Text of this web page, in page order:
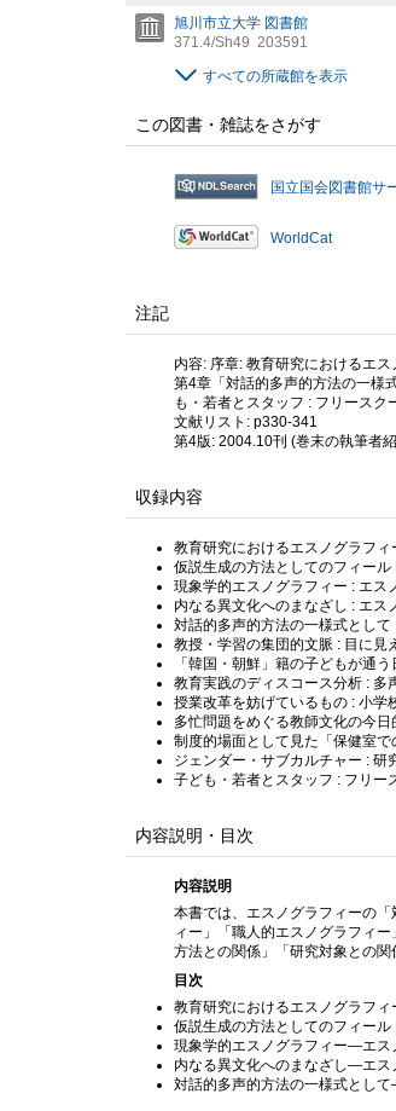
旭川市立大学 図書館
371.4/Sh49 203591
すべての所蔵館を表示
この図書・雑誌をさがす
国立国会図書館サ
WorldCat
注記
内容: 序章: 教育研究におけるエ
第4章「対話的多声的方法の一様
も・若者とスタッフ : フリース
文献リスト: p330-341
第4版: 2004.10刊 (巻末の執筆者
収録内容
教育研究におけるエスノグラフ
仮説生成の方法としてのフィール
現象学的エスノグラフィー : エス
内なる異文化へのまなざし : エス
対話的多声的方法の一様式とし
教授・学習の集団的文脈 : 目に見
「韓国・朝鮮」籍の子どもが通
教育実践のディスコース分析 : 多
授業改革を妨げているもの : 小学
多忙問題をめぐる教師文化の今
制度的場面として見た「保健室
ジェンダー・サブカルチャー : 研
子ども・若者とスタッフ : フリー
内容説明・目次
内容説明
本書では、エスノグラフィーの
ィー」「職人的エスノグラフィ
方法との関係」「研究対象との関
目次
教育研究におけるエスノグラフ
仮説生成の方法としてのフィール
現象学的エスノグラフィー—エス
内なる異文化へのまなざし—エス
対話的多声的方法の一様式とし